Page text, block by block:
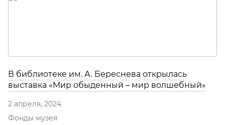
В библиотеке им. А. Береснева открылась
выставка «Мир обыденный – мир волшебный»
2 апреля, 2024
Фонды музея